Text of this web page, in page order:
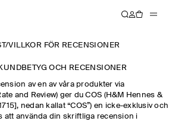
/VILLKOR FÖR RECENSIONER
OCH RECENSIONER
av en av våra produkter via
and Review) ger du COS (H&M Hennes &
nedan kallat “COS”) en icke-exklusiv och
att använda din skriftliga recension i